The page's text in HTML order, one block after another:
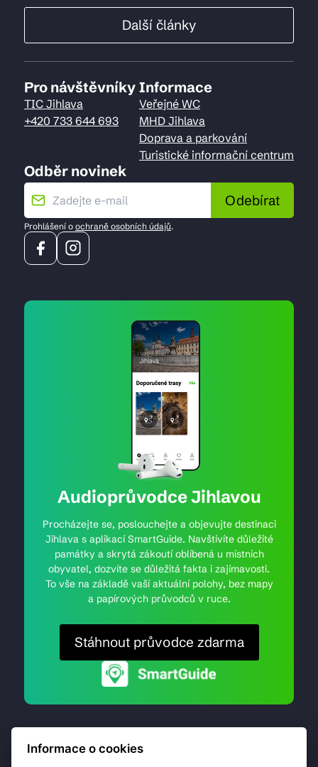
Další články
Pro návštěvníky
TIC Jihlava
+420 733 644 693
Informace
Veřejné WC
MHD Jihlava
Doprava a parkování
Turistické informační centrum
Odběr novinek
Odebírat
Prohlášení o ochraně osobních údajů.
Audioprůvodce Jihlavou
Procházejte se, poslouchejte a objevujte destinaci
Jihlava s aplikací SmartGuide. Navštívíte důležité
památky a skrytá zákoutí oblíbená u místních
obyvatel, dozvíte se důležitá fakta i zajímavosti.
To vše na základě vaší aktuální polohy, bez mapy
a papírových průvodců v ruce.
Stáhnout průvodce zdarma
Informace o cookies